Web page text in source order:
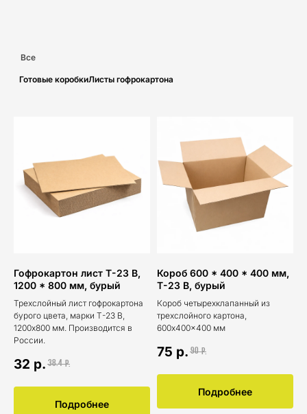
Все
Готовые коробкиЛисты гофрокартона
Гофрокартон лист Т-23 В,
1200 * 800 мм, бурый
Трехслойный лист гофрокартона
бурого цвета, марки Т-23 В,
1200х800 мм. Производится в
России.
32 р. 38.4 р.
Подробнее
Короб 600 * 400 * 400 мм,
Т-23 В, бурый
Короб четырехклапанный из
трехслойного картона,
600x400x400 мм
75 р. 90 р.
Подробнее